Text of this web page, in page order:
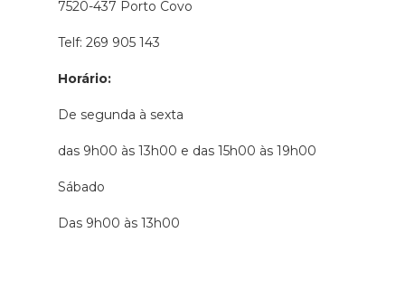
7520-437 Porto Covo
Telf: 269 905 143
Horário:
De segunda à sexta
das 9h00 às 13h00 e das 15h00 às 19h00
Sábado
Das 9h00 às 13h00